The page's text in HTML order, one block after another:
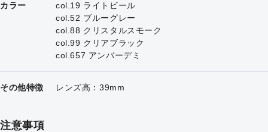
カラー
col.19 ライトビール
col.52 ブルーグレー
col.88 クリスタルスモーク
col.99 クリアブラック
col.657 アンバーデミ
その他特徴 レンズ高：39mm
注意事項